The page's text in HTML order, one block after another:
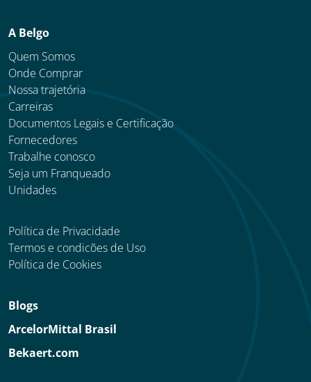
A Belgo
Quem Somos
Onde Comprar
Nossa trajetória
Carreiras
Documentos Legais e Certificação
Fornecedores
Trabalhe conosco
Seja um Franqueado
Unidades
Política de Privacidade
Termos e condicões de Uso
Política de Cookies
Blogs
ArcelorMittal Brasil
Bekaert.com